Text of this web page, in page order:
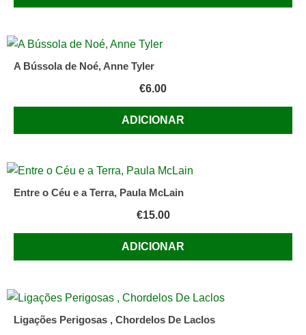
A Bússola de Noé, Anne Tyler
€6.00
ADICIONAR
Entre o Céu e a Terra, Paula McLain
€15.00
ADICIONAR
Ligações Perigosas , Chordelos De Laclos